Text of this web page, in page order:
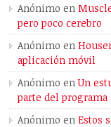
Anónimo en
pero poco cerebro
Anónimo en
aplicación móvil
Anónimo enUn
parte del programa
Anónimo enEstos